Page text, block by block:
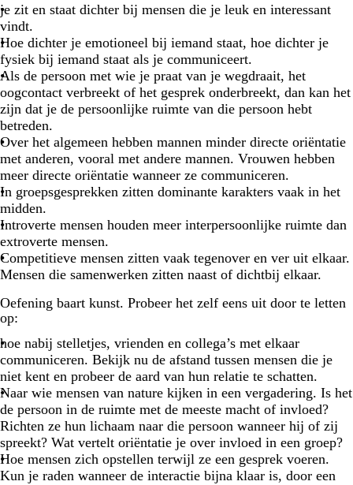
je zit en staat dichter bij mensen die je leuk en interessant
vindt.
Hoe dichter je emotioneel bij iemand staat, hoe dichter je
fysiek bij iemand staat als je communiceert.
Als de persoon met wie je praat van je wegdraait, het
oogcontact verbreekt of het gesprek onderbreekt, dan kan het
zijn dat je de persoonlijke ruimte van die persoon hebt
betreden.
Over het algemeen hebben mannen minder directe oriëntatie
met anderen, vooral met andere mannen. Vrouwen hebben
meer directe oriëntatie wanneer ze communiceren.
In groepsgesprekken zitten dominante karakters vaak in het
midden.
Introverte mensen houden meer interpersoonlijke ruimte dan
extroverte mensen.
Competitieve mensen zitten vaak tegenover en ver uit elkaar.
Mensen die samenwerken zitten naast of dichtbij elkaar.
Oefening baart kunst. Probeer het zelf eens uit door te letten
op:
hoe nabij stelletjes, vrienden en collega’s met elkaar
communiceren. Bekijk nu de afstand tussen mensen die je
niet kent en probeer de aard van hun relatie te schatten.
Naar wie mensen van nature kijken in een vergadering. Is het
de persoon in de ruimte met de meeste macht of invloed?
Richten ze hun lichaam naar die persoon wanneer hij of zij
spreekt? Wat vertelt oriëntatie je over invloed in een groep?
Hoe mensen zich opstellen terwijl ze een gesprek voeren.
Kun je raden wanneer de interactie bijna klaar is, door een